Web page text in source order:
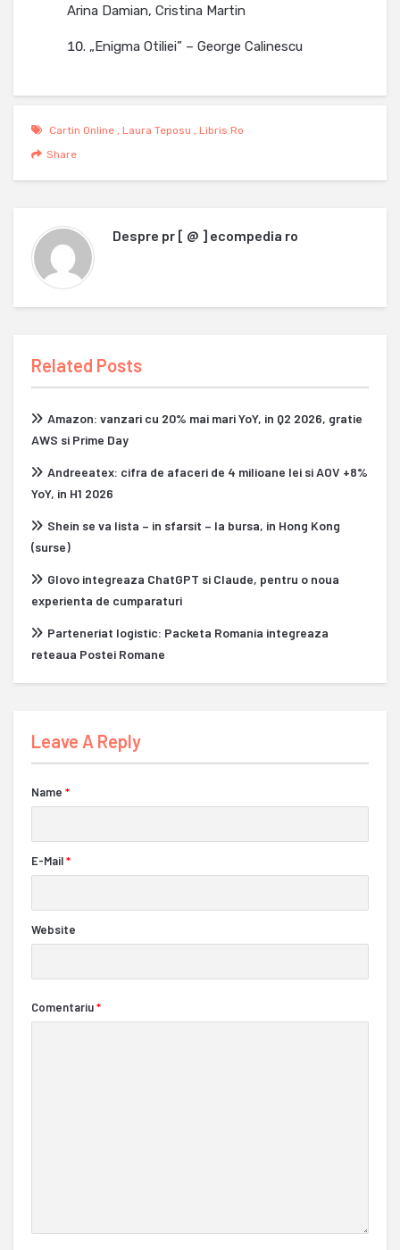
Arina Damian, Cristina Martin
„Enigma Otiliei” – George Calinescu
Cartin Online Laura Teposu
Libris.ro
Share
Despre pr [ @ ] ecompedia ro
Related Posts
Amazon: vanzari cu 20% mai mari YoY, in Q2 2026, gratie
AWS si Prime Day
Andreeatex: cifra de afaceri de 4 milioane lei si AOV +8%
YoY, in H1 2026
Shein se va lista – in sfarsit – la bursa, in Hong Kong
(surse)
Glovo integreaza ChatGPT si Claude, pentru o noua
experienta de cumparaturi
Parteneriat logistic: Packeta Romania integreaza
reteaua Postei Romane
Leave A Reply
Name *
E-Mail*
Website
Comentariu*